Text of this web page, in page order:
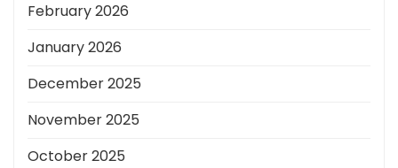
February 2026
January 2026
December 2025
November 2025
October 2025